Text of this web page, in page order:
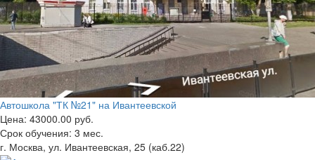
Автошкола "ТК №21" на Ивантеевской
Цена: 43000.00 руб.
Срок обучения: 3 мес.
г. Москва, ул. Ивантеевская, 25 (каб.22)